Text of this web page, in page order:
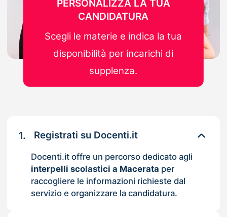
1. Registrati su Docenti.it
Docenti.it offre un percorso dedicato agli
interpelli scolastici a Macerata per
raccogliere le informazioni richieste dal
servizio e organizzare la candidatura.
PERSONALIZZA LA TUA
CANDIDATURA
Scegli le materie e indica la tua
disponibilità per incarichi di
supplenza.